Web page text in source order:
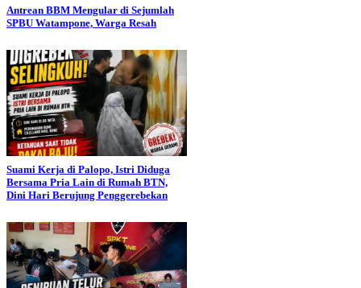
Antrean BBM Mengular di Sejumlah
SPBU Watampone, Warga Resah
Suami Kerja di Palopo, Istri Diduga
Bersama Pria Lain di Rumah BTN,
Dini Hari Berujung Penggerebekan